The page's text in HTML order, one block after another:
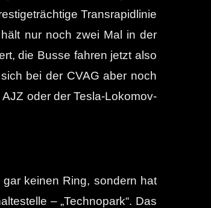
Transrapidlinie
nur noch zwei Mal in der
die Busse fahren jetzt also
bei der CVAG aber noch
oder der Tesla-Lokomov-
keinen Ring, sondern hat
– „Technopark“. Das